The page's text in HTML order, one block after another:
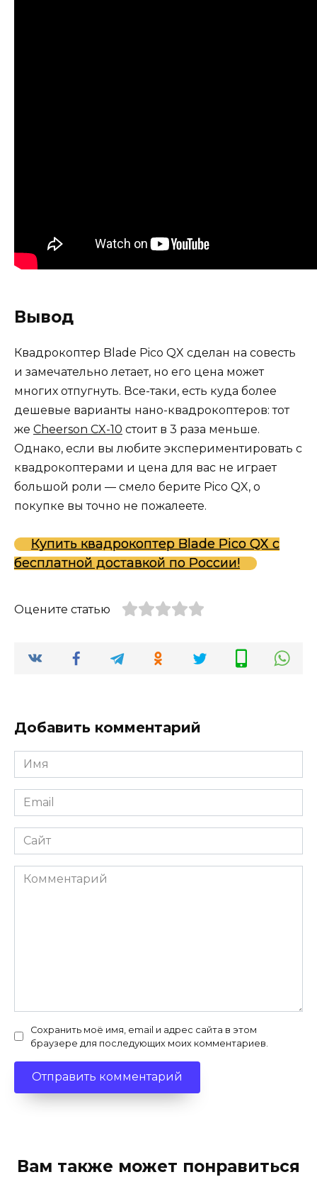
Вывод
Квадрокоптер Blade Pico QX сделан на совесть
и замечательно летает, но его цена может
многих отпугнуть. Все-таки, есть куда более
дешевые варианты нано-квадрокоптеров: тот
же Cheerson CX-10 стоит в 3 раза меньше.
Однако, если вы любите экспериментировать с
квадрокоптерами и цена для вас не играет
большой роли — смело берите Pico QX, о
покупке вы точно не пожалеете.
Купить квадрокоптер Blade Pico QX с
бесплатной доставкой по России!
Оцените статью
Добавить комментарий
Имя
*
Email
*
Сайт
Комментарий
Сохранить моё имя, email и адрес сайта в этом
браузере для последующих моих комментариев.
Вам также может понравиться